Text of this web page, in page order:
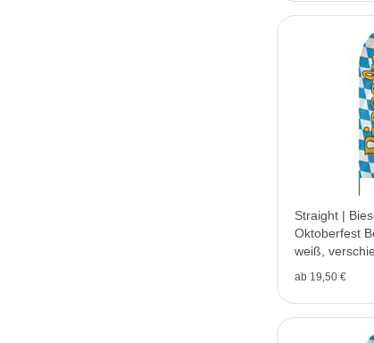
Straight |
Oktoberfest
weiß,
ab 19,50 €